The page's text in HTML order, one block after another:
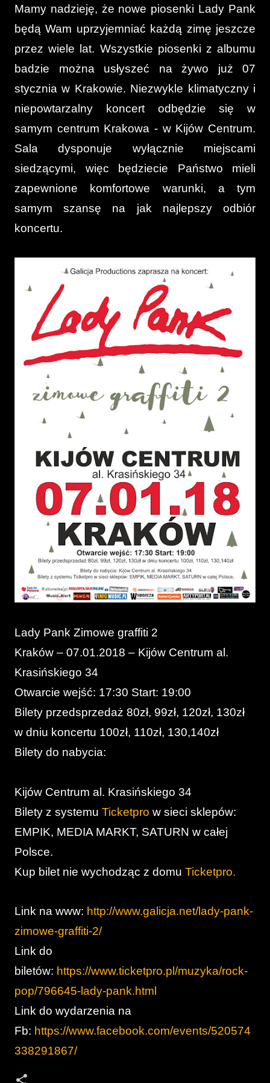
Mamy nadzieję, że nowe piosenki Lady Pank
będą Wam uprzyjemniać każdą zimę jeszcze
przez wiele lat. Wszystkie piosenki z albumu
badzie można usłyszeć na żywo już 07
stycznia w Krakowie. Niezwykle klimatyczny i
niepowtarzalny koncert odbędzie się w
samym centrum Krakowa - w Kijów Centrum.
Sala dysponuje wyłącznie miejscami
siedzącymi, więc będziecie Państwo mieli
zapewnione komfortowe warunki, a tym
samym szansę na jak najlepszy odbiór
koncertu.
Lady Pank Zimowe graffiti 2
Kraków – 07.01.2018 – Kijów Centrum al.
Krasińskiego 34
Otwarcie wejść: 17:30 Start: 19:00
Bilety przedsprzedaż 80zł, 99zł, 120zł, 130zł
w dniu koncertu 100zł, 110zł, 130,140zł
Bilety do nabycia:
Kijów Centrum al. Krasińskiego 34
Bilety z systemu Ticketpro w sieci sklepów:
EMPIK, MEDIA MARKT, SATURN w całej
Polsce.
Kup bilet nie wychodząc z domu Ticketpro.
Link na www: http://www.galicja.net/lady-pank-
zimowe-graffiti-2/
Link do
biletów: https://www.ticketpro.pl/muzyka/rock-
pop/796645-lady-pank.html
Link do wydarzenia na
Fb: https://www.facebook.com/events/520574
338291867/